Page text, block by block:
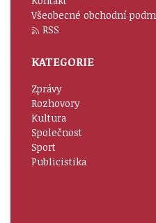
Všeobecné obchodní
RSS
KATEGORIE
Zprávy
Rozhovory
Kultura
Společnost
Sport
Publicistika